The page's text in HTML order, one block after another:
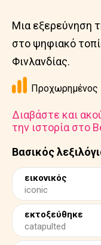
Βασικός
εικονικός
iconic
εκτοξεύθηκε
catapulted
Μια εξερεύνηση
στο ψηφιακό
Φινλανδίας.
Προχωρημένος
Διαβάστε και
την ιστορία στο